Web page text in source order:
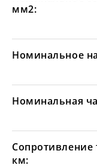
мм2:
Номинальное
Номинальная
км: